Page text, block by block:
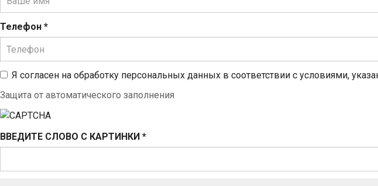
Телефон *
Я согласен на обработку персональных данных в соответствии с условиями,
Защита от автоматического заполнения
ВВЕДИТЕ СЛОВО С КАРТИНКИ *